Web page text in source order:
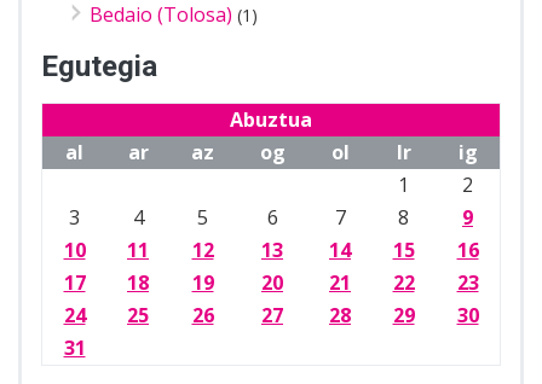
Bedaio (Tolosa) (1)
Egutegia
Abuztua
al
ar az og ol lr
ig
1
2
3
4 5 6 7 8
9
10
11 12 13 14 15
16
17
18 19 20 21 22
23
24
25 26 27 28 29
30
31